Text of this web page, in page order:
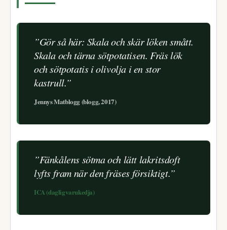
”Gör så här: Skala och skär löken smått.
Skala och tärna sötpotatisen. Fräs lök
och sötpotatis i olivolja i en stor
kastrull.”
Jennys Matblogg (blogg, 2017)
”Fänkålens sötma och lätt lakritsdoft
lyfts fram när den fräses försiktigt.”
ICA (dagligvarukedja)